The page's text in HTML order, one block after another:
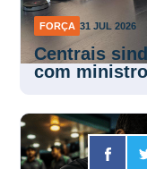
FORÇA 31 JUL 2026
Centrais
com